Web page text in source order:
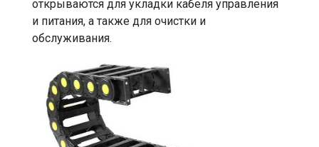
открываются для укладки кабеля управления
и питания, а также для очистки и
обслуживания.